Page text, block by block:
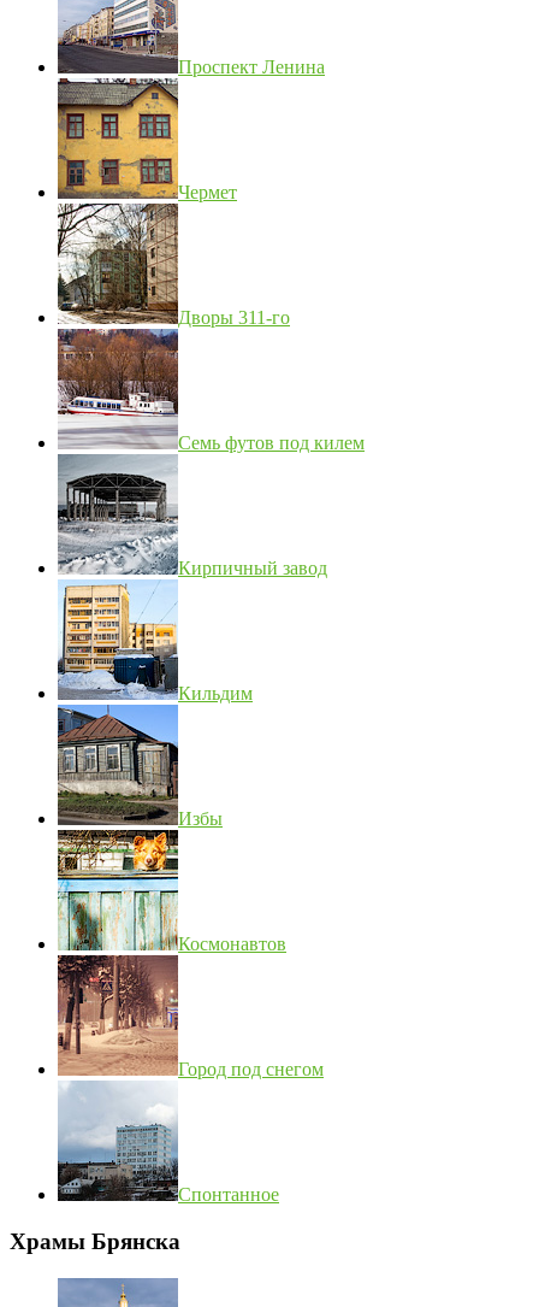
Проспект Ленина
Чермет
Дворы 311-го
Семь футов под килем
Кирпичный завод
Кильдим
Избы
Космонавтов
Город под снегом
Спонтанное
Храмы Брянска